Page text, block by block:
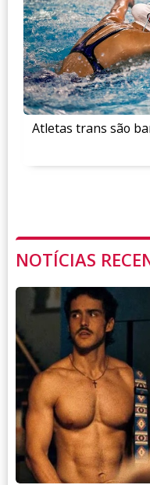
Atletas trans são
NOTÍCIAS